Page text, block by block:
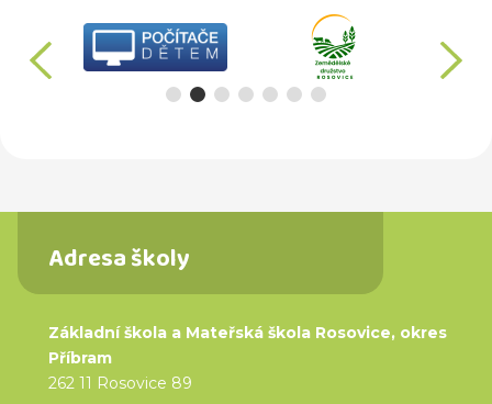
předchozí
Adresa školy
Základní škola a Mateřská škola Rosovice, okres
Příbram
262 11 Rosovice 89